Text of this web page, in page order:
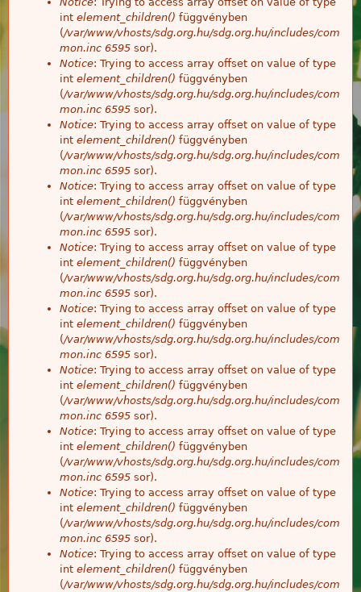
int element_children() függvényben
(/var/www/vhosts/sdg.org.hu/sdg.org.hu/includes/com
mon.inc 6595 sor).
Notice: Trying to access array offset on value of type
int element_children() függvényben
(/var/www/vhosts/sdg.org.hu/sdg.org.hu/includes/com
mon.inc 6595 sor).
Notice: Trying to access array offset on value of type
int element_children() függvényben
(/var/www/vhosts/sdg.org.hu/sdg.org.hu/includes/com
mon.inc 6595 sor).
Notice: Trying to access array offset on value of type
int element_children() függvényben
(/var/www/vhosts/sdg.org.hu/sdg.org.hu/includes/com
mon.inc 6595 sor).
Notice: Trying to access array offset on value of type
int element_children() függvényben
(/var/www/vhosts/sdg.org.hu/sdg.org.hu/includes/com
mon.inc 6595 sor).
Notice: Trying to access array offset on value of type
int element_children() függvényben
(/var/www/vhosts/sdg.org.hu/sdg.org.hu/includes/com
mon.inc 6595 sor).
Notice: Trying to access array offset on value of type
int element_children() függvényben
(/var/www/vhosts/sdg.org.hu/sdg.org.hu/includes/com
mon.inc 6595 sor).
Notice: Trying to access array offset on value of type
int element_children() függvényben
(/var/www/vhosts/sdg.org.hu/sdg.org.hu/includes/com
mon.inc 6595 sor).
Notice: Trying to access array offset on value of type
int element_children() függvényben
(/var/www/vhosts/sdg.org.hu/sdg.org.hu/includes/com
mon.inc 6595 sor).
Notice: Trying to access array offset on value of type
int element_children() függvényben
(/var/www/vhosts/sdg.org.hu/sdg.org.hu/includes/com